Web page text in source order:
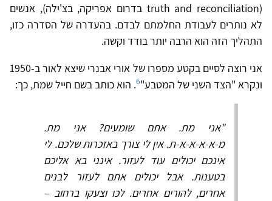
(truth and reconciliation בדרום אפריקה, בצ'ילה), אנשים
לא נותרים לעבודת החלמתם לבדם. בהעדרה של הסדרה כזו,
התהליך הזה הוא הרבה יותר בודד וקשה.
אני רוצה לסיים בקטע מספרו של אורי אבנרי שיצא לאור ב-1950
ונקרא "הצד השני של המטבע"6. הוא כותב בשם חייל שמת, כך:
"אני מת. אתם שומעים? אני מת.
מ-א-א-א-א-ת. אין לי צורך באזכרות שלכם. לי
אינכם יכולים עוד לעזור. אינני בא אליכם
בטענות. אבל יכולים אתם לעזור לבנים
אחרים, להורים אחרים. לכו וצעקו ברחוב –